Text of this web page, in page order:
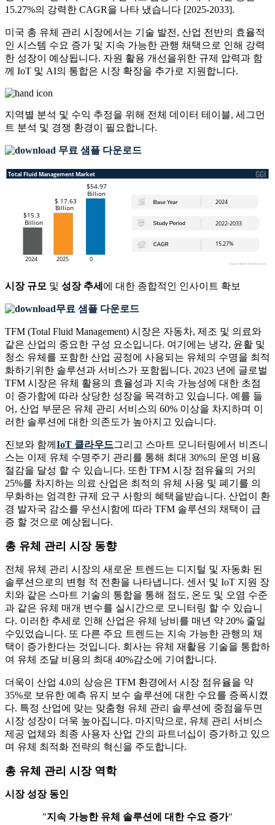
15.27%의 강력한 CAGR을 나타 냈습니다 [2025-2033].
미국 총 유체 관리 시장에서는 기술 발전, 산업 전반의 효율적
인 시스템 수요 증가 및 지속 가능한 관행 채택으로 인해 강력
한 성장이 예상됩니다. 자원 활용 개선을위한 규제 압력과 함
께 IoT 및 AI의 통합은 시장 확장을 추가로 지원합니다.
지역별 분석 및 수익 추정을 위해 전체 데이터 테이블, 세그먼
트 분석 및 경쟁 환경이 필요합니다.
무료 샘플 다운로드
시장 규모 및 성장 추세 에 대한 종합적인 인사이트 확보
무료 샘플 다운로드
TFM (Total Fluid Management) 시장은 자동차, 제조 및 의료와
같은 산업의 중요한 구성 요소입니다. 여기에는 냉각, 윤활 및
청소 유체를 포함한 산업 공정에 사용되는 유체의 수명을 최적
화하기위한 솔루션과 서비스가 포함됩니다. 2023 년에 글로벌
TFM 시장은 유체 활용의 효율성과 지속 가능성에 대한 초점
이 증가함에 따라 상당한 성장을 목격하고 있습니다. 예를 들
어, 산업 부문은 유체 관리 서비스의 60% 이상을 차지하며 이
러한 솔루션에 대한 의존도가 높아지고 있습니다.
진보와 함께 IoT 클라우드그리고 스마트 모니터링에서 비즈니
스는 이제 유체 수명주기 관리를 통해 최대 30%의 운영 비용
절감을 달성 할 수 있습니다. 또한 TFM 시장 점유율의 거의
25%를 차지하는 의료 산업은 최적의 유체 사용 및 폐기를 의
무화하는 엄격한 규제 요구 사항의 혜택을받습니다. 산업이 환
경 발자국 감소를 우선시함에 따라 TFM 솔루션의 채택이 급
증 할 것으로 예상됩니다.
총 유체 관리 시장 동향
전체 유체 관리 시장의 새로운 트렌드는 디지털 및 자동화 된
솔루션으로의 변형 적 전환을 나타냅니다. 센서 및 IoT 지원 장
치와 같은 스마트 기술의 통합을 통해 점도, 온도 및 오염 수준
과 같은 유체 매개 변수를 실시간으로 모니터링 할 수 있습니
다. 이러한 추세로 인해 산업은 유체 낭비를 매년 약 20% 줄일
수있었습니다. 또 다른 주요 트렌드는 지속 가능한 관행의 채
택이 증가한다는 것입니다. 회사는 유체 재활용 기술을 통합하
여 유체 조달 비용의 최대 40%감소에 기여합니다.
더욱이 산업 4.0의 상승은 TFM 환경에서 시장 점유율을 약
35%로 보유한 예측 유지 보수 솔루션에 대한 수요를 증폭시켰
다. 특정 산업에 맞는 맞춤형 유체 관리 솔루션에 중점을두면
시장 성장이 더욱 높아집니다. 마지막으로, 유체 관리 서비스
제공 업체와 최종 사용자 산업 간의 파트너십이 증가하고 있으
며 유체 최적화 전략의 혁신을 주도합니다.
총 유체 관리 시장 역학
시장 성장 동인
"지속 가능한 유체 솔루션에 대한 수요 증가"